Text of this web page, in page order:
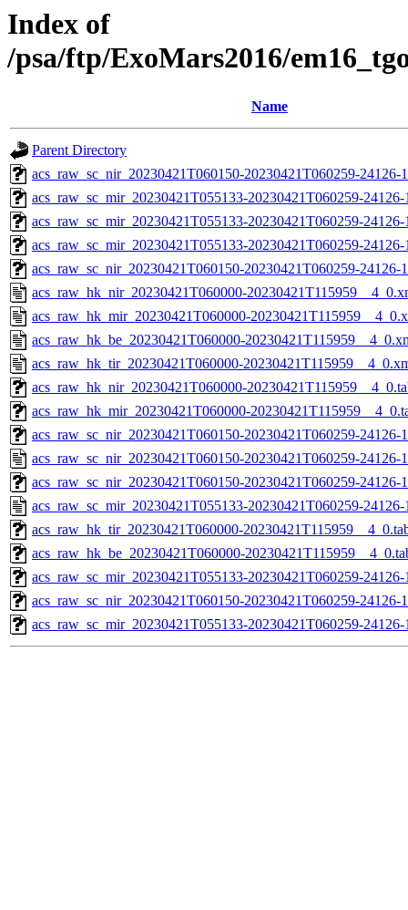
Index of
/psa/ftp/ExoMars2016/
Name
Parent Directory
acs_raw_sc_nir_20230421T060150-20230421T060259-
acs_raw_sc_mir_20230421T055133-20230421T060259-
acs_raw_sc_mir_20230421T055133-20230421T060259-
acs_raw_sc_mir_20230421T055133-20230421T060259-
acs_raw_sc_nir_20230421T060150-20230421T060259-24126-
acs_raw_hk_nir_20230421T060000-
acs_raw_hk_mir_20230421T060000-
acs_raw_hk_be_20230421T060000-
acs_raw_hk_tir_20230421T060000-
acs_raw_hk_nir_20230421T060000-
acs_raw_hk_mir_20230421T060000-
acs_raw_sc_nir_20230421T060150-20230421T060259-24126-
acs_raw_sc_nir_20230421T060150-20230421T060259-24126-
acs_raw_sc_nir_20230421T060150-20230421T060259-24126-
acs_raw_sc_mir_20230421T055133-20230421T060259-
acs_raw_hk_tir_20230421T060000-
acs_raw_hk_be_20230421T060000-
acs_raw_sc_mir_20230421T055133-20230421T060259-
acs_raw_sc_nir_20230421T060150-20230421T060259-24126-
acs_raw_sc_mir_20230421T055133-20230421T060259-